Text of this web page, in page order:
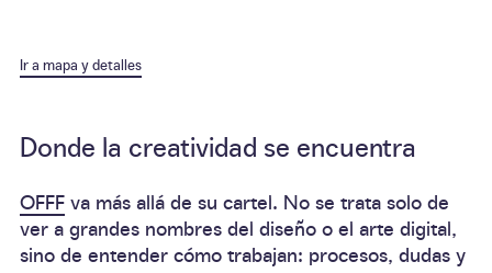
Ir a mapa y detalles
Donde la creatividad se encuentra
OFFF va más allá de su cartel. No se trata solo de
ver a grandes nombres del diseño o el arte digital,
sino de entender cómo trabajan: procesos, dudas y